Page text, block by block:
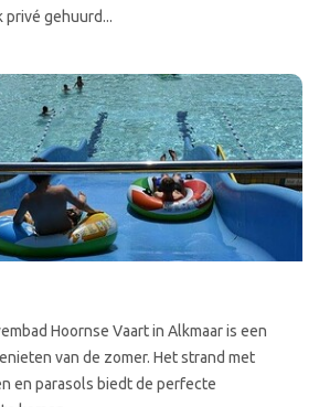
privé gehuurd...
Hoornse Vaart in Alkmaar is een
van de zomer. Het strand met
en parasols biedt de perfecte